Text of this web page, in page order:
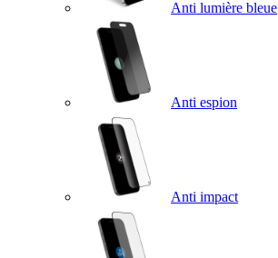
Anti lumière bleue
Anti espion
Anti impact